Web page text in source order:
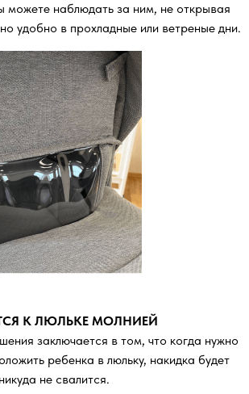
наблюдать за ним, не открывая
удобно в прохладные или ветреные дни.
К ЛЮЛЬКЕ МОЛНИЕЙ
заключается в том, что когда нужно
ребенка в люльку, накидка будет
не свалится.